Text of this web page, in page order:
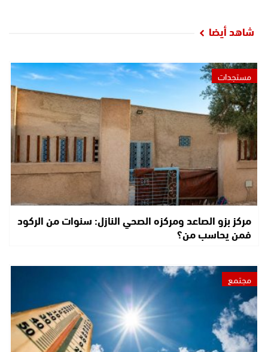
شاهد أيضا
مستجدات
مركز بزو الصاعد ومركزه الصحي النازل: سنوات من الركود
فمن يحاسب من؟
مجتمع